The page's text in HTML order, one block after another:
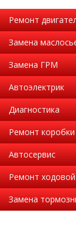
Ремонт
Замена
Замена ГРМ
Автоэлектрик
Диагностика
Ремонт коробки
Автосервис
Ремонт ходовой
Замена